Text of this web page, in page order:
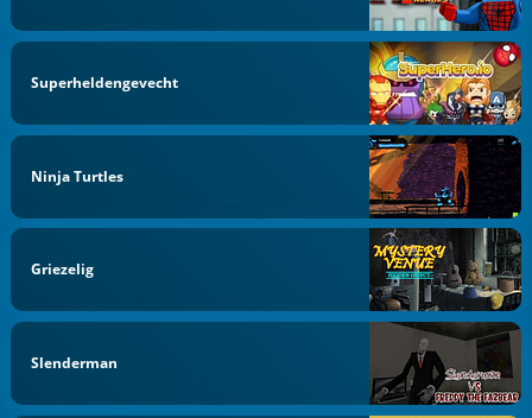
Superheldengevecht
Ninja Turtles
Griezelig
Slenderman